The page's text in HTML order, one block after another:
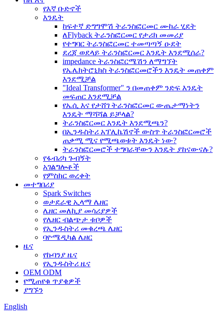
የእኛ ቡድኖች
እንዴት
ከፍተኛ ድግግሞሽ ትራንስፎርመር ሙከራ ሂደት
ለFlyback ትራንስፎርመር የታሪክ መመሪያ
የተግባር ትራንስፎርመር ተመጣጣኝ ዑደት
ደረጃ ወደላይ ትራንስፎርመር እንዴት እንደሚሰራ?
impedance ትራንስፎርሜሽን ለማግኘት
የኤሌክትሮኒክስ ትራንስፎርመሮችን እንዴት መጠቀም
እንደሚቻል
"Ideal Transformer" ን በመጠቀም ንድፍ እንዴት
መፍጠር እንደሚቻል
የኤሲ እና የታሸገ ትራንስፎርመር ውጤታማነትን
እንዴት ማሻሻል ይቻላል?
ትራንስፎርመር እንዴት እንደሚጫን?
በኢንዱስትሪ አፕሊኬሽኖች ውስጥ ትራንስፎርመሮች
ጠቃሚ ሚና የሚጫወቱት እንዴት ነው?
ትራንስፎርመሮች ተግባራቸውን እንዴት ያከናውናሉ?
የፋብሪካ ጉብኝት
አገልግሎቶች
የምስክር ወረቀት
መተግበሪያ
Spark Switches
ወታደራዊ ኢላማ ሌዘር
ሌዘር መለኪያ መሳሪያዎች
የሌዘር ብልጭታ ቱቦዎች
የኢንዱስትሪ መቁረጫ ሌዘር
ባዮሜዲካል ሌዘር
ዜና
የኩባንያ ዜና
የኢንዱስትሪ ዜና
OEM ODM
የሚጠየቁ ጥያቄዎች
ያግኙን
English